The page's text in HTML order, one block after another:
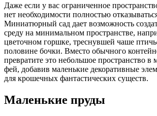
Даже если у вас ограниченное
нет необходимости полностью
Миниатюрный сад дает возможность
среду на минимальном пространстве,
цветочном горшке, треснувшей чаше
половине бочки. Вместо обычного
превратите это небольшое пространство
фей, добавив маленькие декоративные
для крошечных фантастических существ.
Маленькие пруды